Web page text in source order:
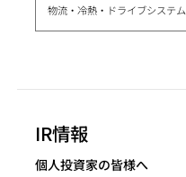
物流・冷熱・ドライブシステム
IR情報
個人投資家の皆様へ